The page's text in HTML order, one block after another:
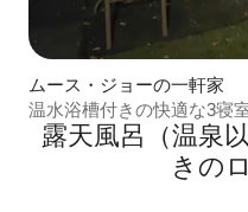
ムース・ジョーの一軒家
温水浴槽付きの快適な3寝
露天風呂（温泉
きの